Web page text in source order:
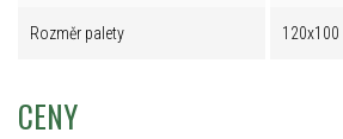
Rozměr palety 120x100
CENY